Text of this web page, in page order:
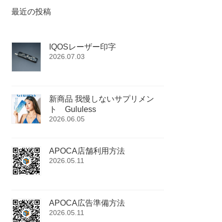
最近の投稿
IQOSレーザー印字
2026.07.03
新商品 我慢しないサプリメン
ト Gululess
2026.06.05
APOCA店舗利用方法
2026.05.11
APOCA広告準備方法
2026.05.11